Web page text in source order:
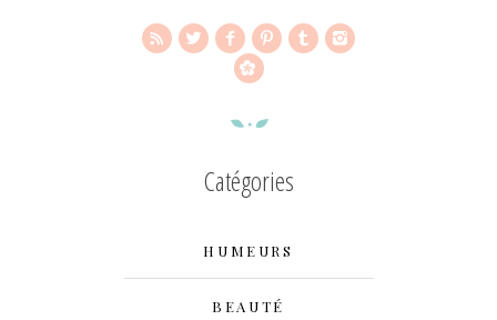
Catégories
HUMEURS
BEAUTÉ